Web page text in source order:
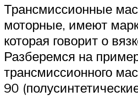
Трансмиссионные
моторные, имеют
которая говорит о
Разберемся на
трансмиссионного
90